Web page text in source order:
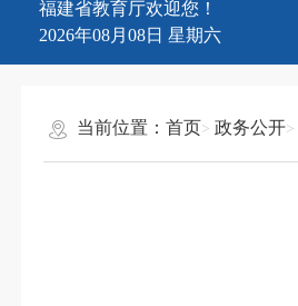
福建省教育厅欢迎您！
2026年08月08日 星期六
当前位置：首页 政务公开